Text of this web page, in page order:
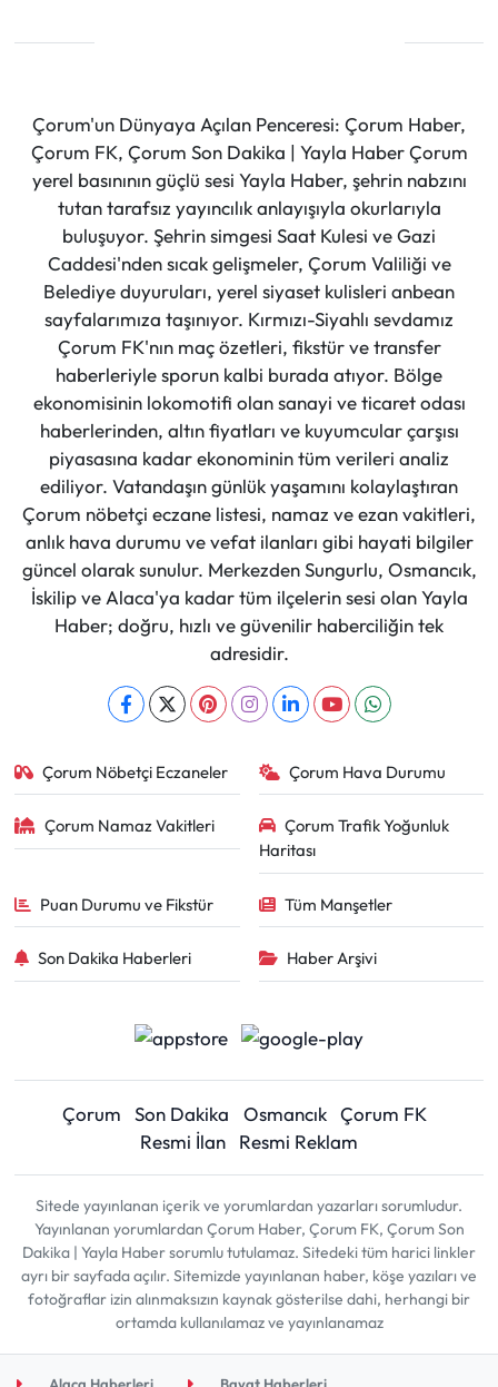
Çorum'un Dünyaya Açılan Penceresi: Çorum Haber,
Çorum FK, Çorum Son Dakika | Yayla Haber Çorum
yerel basınının güçlü sesi Yayla Haber, şehrin nabzını
tutan tarafsız yayıncılık anlayışıyla okurlarıyla
buluşuyor. Şehrin simgesi Saat Kulesi ve Gazi
Caddesi'nden sıcak gelişmeler, Çorum Valiliği ve
Belediye duyuruları, yerel siyaset kulisleri anbean
sayfalarımıza taşınıyor. Kırmızı-Siyahlı sevdamız
Çorum FK'nın maç özetleri, fikstür ve transfer
haberleriyle sporun kalbi burada atıyor. Bölge
ekonomisinin lokomotifi olan sanayi ve ticaret odası
haberlerinden, altın fiyatları ve kuyumcular çarşısı
piyasasına kadar ekonominin tüm verileri analiz
ediliyor. Vatandaşın günlük yaşamını kolaylaştıran
Çorum nöbetçi eczane listesi, namaz ve ezan vakitleri,
anlık hava durumu ve vefat ilanları gibi hayati bilgiler
güncel olarak sunulur. Merkezden Sungurlu, Osmancık,
İskilip ve Alaca'ya kadar tüm ilçelerin sesi olan Yayla
Haber; doğru, hızlı ve güvenilir haberciliğin tek
adresidir.
Çorum Nöbetçi Eczaneler Çorum Hava Durumu
Çorum Namaz Vakitleri
Çorum Trafik Yoğunluk
Haritası
Puan Durumu ve Fikstür Tüm Manşetler
Son Dakika Haberleri Haber Arşivi
Çorum Son Dakika Osmancık Çorum FK
Resmi İlan
Resmi Reklam
Sitede yayınlanan içerik ve yorumlardan yazarları sorumludur.
Yayınlanan yorumlardan Çorum Haber, Çorum FK, Çorum Son
Dakika | Yayla Haber sorumlu tutulamaz. Sitedeki tüm harici linkler
ayrı bir sayfada açılır. Sitemizde yayınlanan haber, köşe yazıları ve
fotoğraflar izin alınmaksızın kaynak gösterilse dahi, herhangi bir
ortamda kullanılamaz ve yayınlanamaz